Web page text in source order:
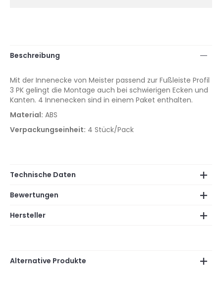
Beschreibung
Mit der Innenecke von Meister passend zur Fußleiste Profil
3 PK gelingt die Montage auch bei schwierigen Ecken und
Kanten. 4 Innenecken sind in einem Paket enthalten.
Material: ABS
Verpackungseinheit: 4 Stück/Pack
Technische Daten
Bewertungen
Hersteller
Alternative Produkte